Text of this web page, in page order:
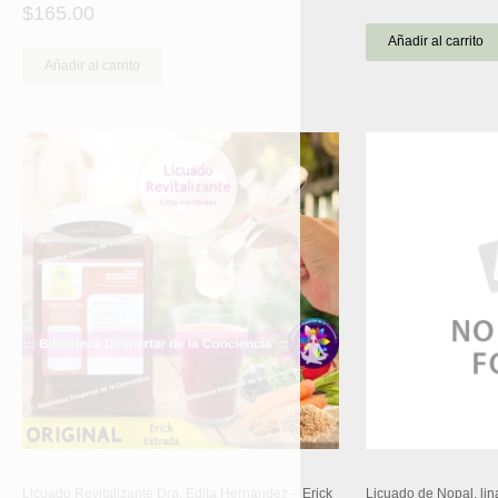
$165.00
Añadir al carrito
de 5
Añadir al carrito
Licuado Revitalizante Dra. Edita Hernández – Erick Licuado de Nopal,